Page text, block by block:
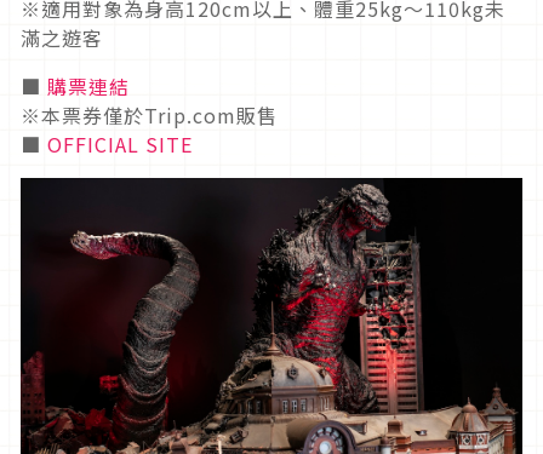
※適用對象為身高120cm以上、體重25kg～110kg未
滿之遊客
■ 購票連結
※本票券僅於Trip.com販售
■ OFFICIAL SITE